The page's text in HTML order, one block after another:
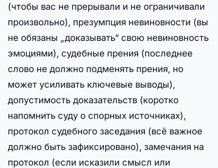
(чтобы вас не прерывали и не ограничивали
произвольно), презумпция невиновности (вы
не обязаны „доказывать“ свою невиновность
эмоциями), судебные прения (последнее
слово не должно подменять прения, но
может усиливать ключевые выводы),
допустимость доказательств (коротко
напомнить суду о спорных источниках),
протокол судебного заседания (всё важное
должно быть зафиксировано), замечания на
протокол (если исказили смысл или